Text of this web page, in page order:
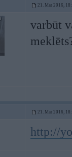
21. Mar 2016,
varbūt
21. Mar 2016,
http://